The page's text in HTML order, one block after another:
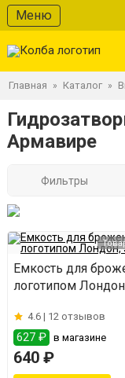
Меню
Главная » Каталог »
Армавире
Фильтры
Емкость для
логотипом
4.6 | 12 отзывов
627 ₽ в магазине
640 ₽